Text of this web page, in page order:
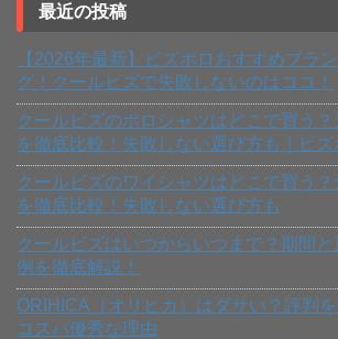
最近の投稿
【2026年最新】ビズポロおすすめブラ
グ！クールビズで失敗しないのはココ！
クールビズのポロシャツはどこで買う
を徹底比較！失敗しない選び方も｜ビズ
クールビズのワイシャツはどこで買う
を徹底比較！失敗しない選び方も
クールビズはいつからいつまで？期間
例を徹底解説！
ORIHICA（オリヒカ）はダサい？評判
コスパ優秀な理由